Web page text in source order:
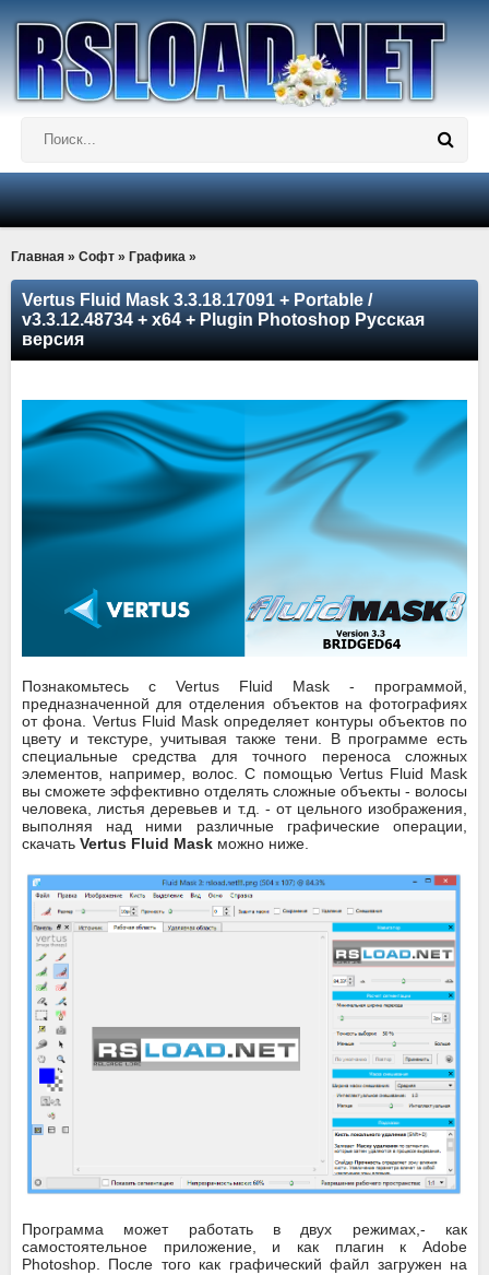
Главная » Софт » Графика »
Vertus Fluid Mask 3.3.18.17091 + Portable /
v3.3.12.48734 + x64 + Plugin Photoshop Русская
версия
Познакомьтесь с Vertus Fluid Mask - программой,
предназначенной для отделения объектов на фотографиях
от фона. Vertus Fluid Mask определяет контуры объектов по
цвету и текстуре, учитывая также тени. В программе есть
специальные средства для точного переноса сложных
элементов, например, волос. С помощью Vertus Fluid Mask
вы сможете эффективно отделять сложные объекты - волосы
человека, листья деревьев и т.д. - от цельного изображения,
выполняя над ними различные графические операции,
скачать Vertus Fluid Mask можно ниже.
Программа может работать в двух режимах,- как
самостоятельное приложение, и как плагин к Adobe
Photoshop. После того как графический файл загружен на